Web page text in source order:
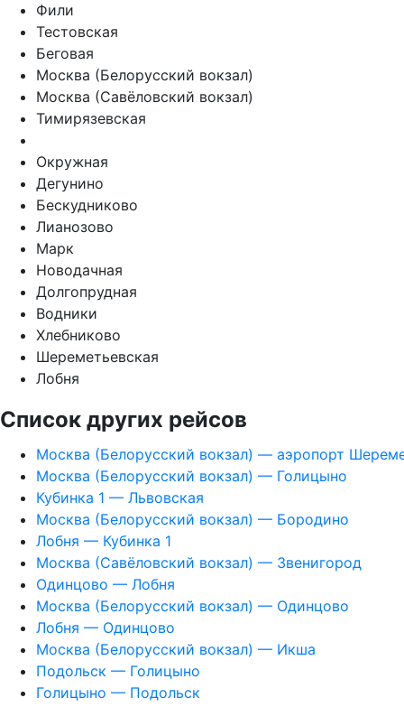
Фили
Тестовская
Беговая
Москва (Белорусский вокзал)
Москва (Савёловский вокзал)
Тимирязевская
Окружная
Дегунино
Бескудниково
Лианозово
Марк
Новодачная
Долгопрудная
Водники
Хлебниково
Шереметьевская
Лобня
Список других рейсов
Москва (Белорусский вокзал) — аэропорт
Москва (Белорусский вокзал) — Голицыно
Кубинка 1 — Львовская
Москва (Белорусский вокзал) — Бородино
Лобня — Кубинка 1
Москва (Савёловский вокзал) — Звенигород
Одинцово — Лобня
Москва (Белорусский вокзал) — Одинцово
Лобня — Одинцово
Москва (Белорусский вокзал) — Икша
Подольск — Голицыно
Голицыно — Подольск